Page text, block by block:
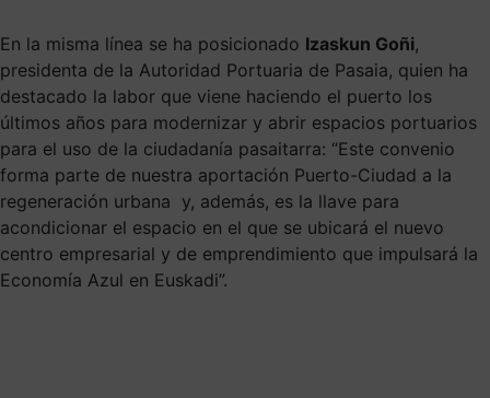
En la misma línea se ha posicionado Izaskun Goñi,
presidenta de la Autoridad Portuaria de Pasaia, quien ha
destacado la labor que viene haciendo el puerto los
últimos años para modernizar y abrir espacios portuarios
para el uso de la ciudadanía pasaitarra: “Este convenio
forma parte de nuestra aportación Puerto-Ciudad a la
regeneración urbana y, además, es la llave para
acondicionar el espacio en el que se ubicará el nuevo
centro empresarial y de emprendimiento que impulsará la
Economía Azul en Euskadi”.